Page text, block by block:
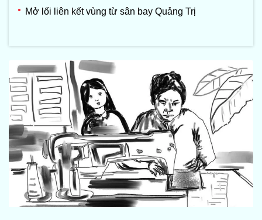
Mở lối liên kết vùng từ sân bay Quảng Trị